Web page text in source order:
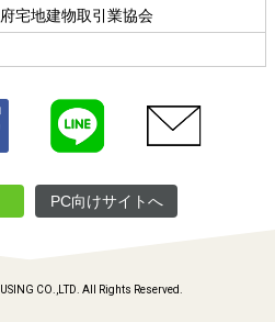
府宅地建物取引業協会
Facebook
PC向けサイトへ
CO.,LTD. All Rights Reserved.